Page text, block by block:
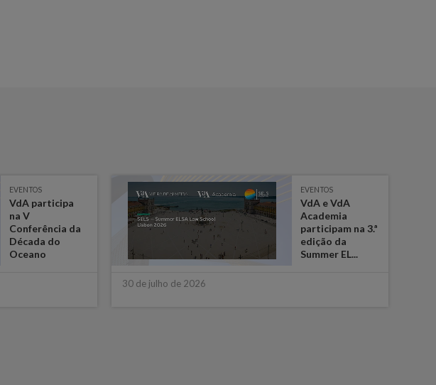
EVENTOS
VdA participa
na V
Conferência da
Década do
Oceano
EVENTOS
VdA e VdA
Academia
participam na 3.ª
edição da
Summer EL...
30 de julho de 2026